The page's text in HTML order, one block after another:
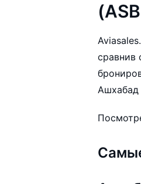
сравнив
Ашхабад